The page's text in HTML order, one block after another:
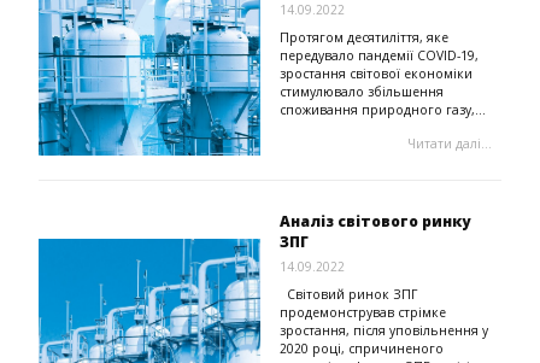
14.09.2022
Протягом десятиліття, яке
передувало пандемії COVID-19,
зростання світової економіки
стимулювало збільшення
споживання природного газу,...
Читати далі...
Аналіз світового ринку
ЗПГ
14.09.2022
Світовий ринок ЗПГ
продемонстрував стрімке
зростання, після уповільнення у
2020 році, спричиненого